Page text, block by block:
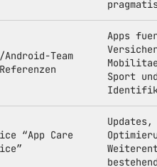
Android-Team
Apps
Sport
“App Care